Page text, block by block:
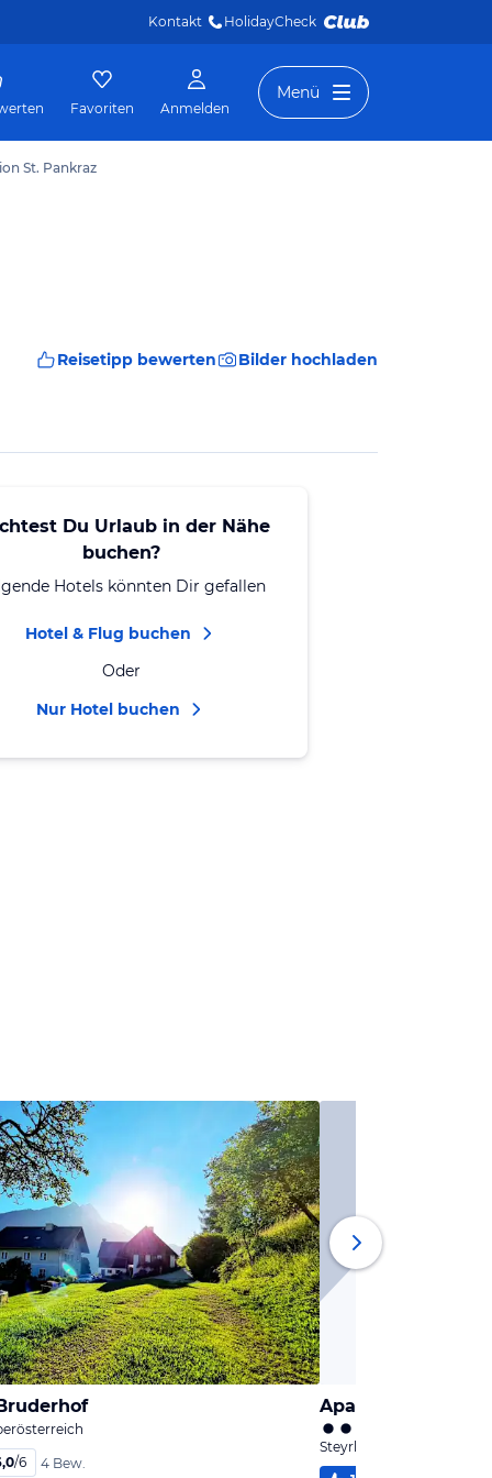
Kontakt HolidayCheck
Favoriten Anmelden
Menü
St. Pankraz
Reisetipp bewerten Bilder hochladen
Du Urlaub in der Nähe
buchen?
Hotels könnten Dir gefallen
Hotel & Flug buchen
Oder
Nur Hotel buchen
/6 4 Bew.
Apartments
Steyrling, Oberösterreich